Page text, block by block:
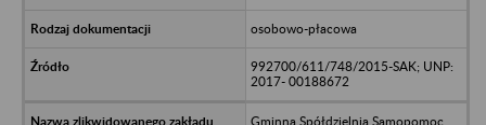
osobowo-płacowa
992700/611/748/2015-SAK; UNP:
2017- 00188672
Gminna Spółdzielnia Samopomoc